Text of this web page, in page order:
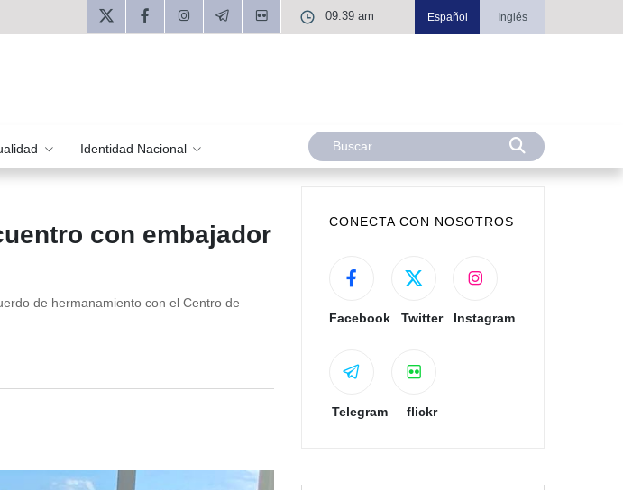
09:39 am Español Inglés
Identidad Nacional
con embajador
de hermanamiento con el Centro de
CONECTA CON NOSOTROS
Facebook Twitter Instagram
Telegram flickr